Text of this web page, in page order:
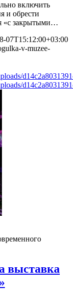
включить
и обрести
«с закрытыми…
07T15:12:00+03:00
v-muzee-
выставка